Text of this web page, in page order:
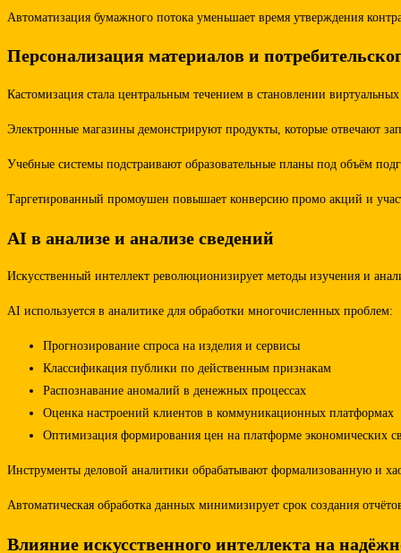
Автоматизация бумажного потока уменьшает время утверждения
Персонализация материалов и
Кастомизация стала центральным течением в становлении
Электронные магазины демонстрируют продукты, которые отвечают
Учебные системы подстраивают образовательные планы под объём
Таргетированный промоушен повышает конверсию промо акций и
AI в анализе и анализе сведений
Искусственный интеллект революционизирует методы изучения и
AI используется в аналитике для обработки многочисленных проблем:
Прогнозирование спроса на изделия и сервисы
Классификация публики по действенным признакам
Распознавание аномалий в денежных процессах
Оценка настроений клиентов в коммуникационных платформах
Оптимизация формирования цен на платформе экономических
Инструменты деловой аналитики обрабатывают формализованную и
Автоматическая обработка данных минимизирует срок создания
Влияние искусственного интеллекта на